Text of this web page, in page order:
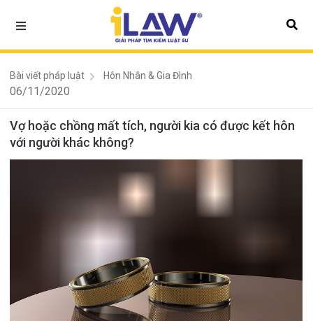
Bài viết pháp luật Hôn Nhân & Gia Đình
06/11/2020
Vợ hoặc chồng mất tích, người kia có được kết hôn
với người khác không?